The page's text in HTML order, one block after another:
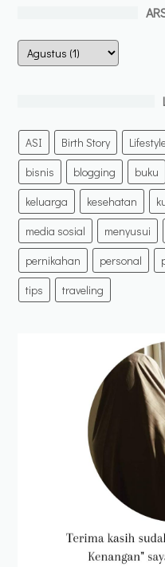
ASI Birth Story
bisnis
blogging buku
keluarga
kesehatan
media sosial
menyusui
pernikahan
personal
tips
traveling